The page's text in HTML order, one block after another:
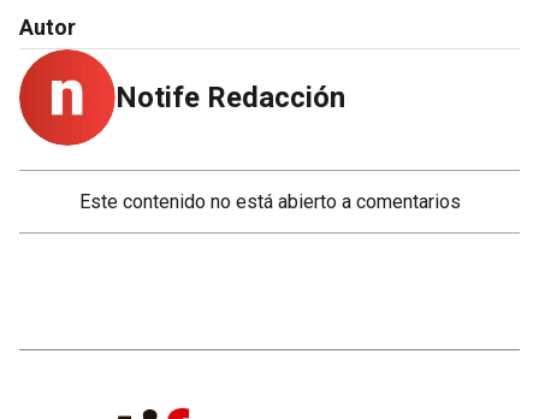
Autor
Notife Redacción
Este contenido no está abierto a comentarios